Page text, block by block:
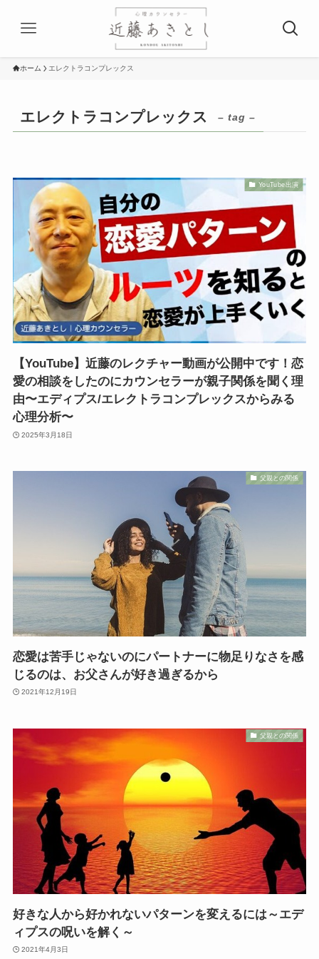
ホーム エレクトラコンプレックス
エレクトラコンプレックス – tag –
YouTube出演
【YouTube】近藤のレクチャー動画が公開中です！恋
愛の相談をしたのにカウンセラーが親子関係を聞く理
由〜エディプス/エレクトラコンプレックスからみる
心理分析〜
2025年3月18日
父親との関係
恋愛は苦手じゃないのにパートナーに物足りなさを感
じるのは、お父さんが好き過ぎるから
2021年12月19日
父親との関係
好きな人から好かれないパターンを変えるには～エデ
ィプスの呪いを解く～
2021年4月3日